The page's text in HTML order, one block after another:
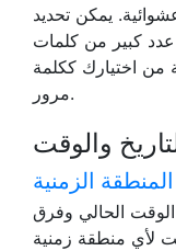
يمكن تحديد
عدد كبير من كلمات
اختيارك ككلمة
مرور.
والوقت
المنطقة الزمنية
الحالي وفرق